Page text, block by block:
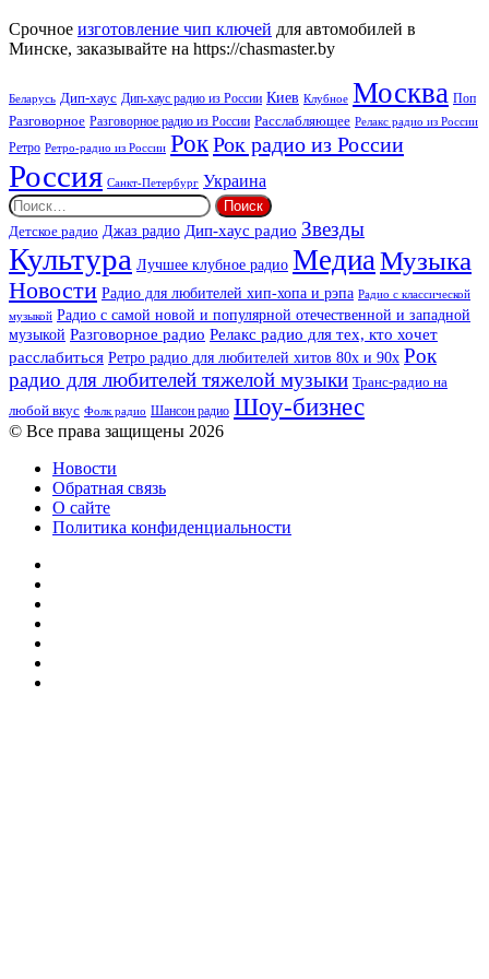
Beat
Срочное изготовление чип ключей для автомобилей в
Минске, заказывайте на https://chasmaster.by
Беларусь Дип-хаус Дип-хаус радио из России Киев Клубное Москва Поп
Разговорное Разговорное радио из России Расслабляющее Релакс радио из России
Ретро Ретро-радио из России РокРок радио из России
Россия Санкт-Петербург Украина
Найти:
Детское радио Джаз радио Дип-хаус радио Звезды
Культура Лучшее клубное радио МедиаМузыка
Новости Радио для любителей хип-хопа и рэпа Радио с классической
музыкой Радио с самой новой и популярной отечественной и западной
музыкой Разговорное радио Релакс радио для тех, кто хочет
расслабиться Ретро радио для любителей хитов 80х и 90х Рок
радио для любителей тяжелой музыки Транс-радио на
любой вкус Фолк радио Шансон радио Шоу-бизнес
© Все права защищены 2026
Новости
Обратная связь
О сайте
Политика конфиденциальности